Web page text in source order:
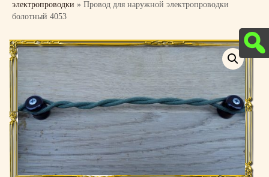
электропроводки » Провод для наружной электропроводки
болотный 4053